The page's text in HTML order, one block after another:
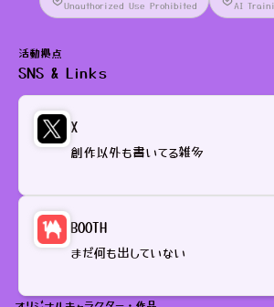
Unauthorized Use Prohibited AI
活動拠点
SNS & Links
X
創作以外も書いてる雑多
BOOTH
まだ何も出していない